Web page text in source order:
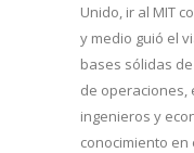
Unido, ir al MIT
y medio guió el
bases sólidas
de operaciones,
ingenieros y
conocimiento en